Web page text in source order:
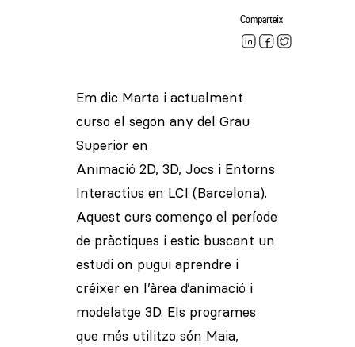
Comparteix
Em dic Marta i actualment
curso el segon any del Grau
Superior en
Animació 2D, 3D, Jocs i Entorns
Interactius en LCI (Barcelona).
Aquest curs començo el període
de pràctiques i estic buscant un
estudi on pugui aprendre i
créixer en l’àrea d’animació i
modelatge 3D. Els programes
que més utilitzo són Maia,